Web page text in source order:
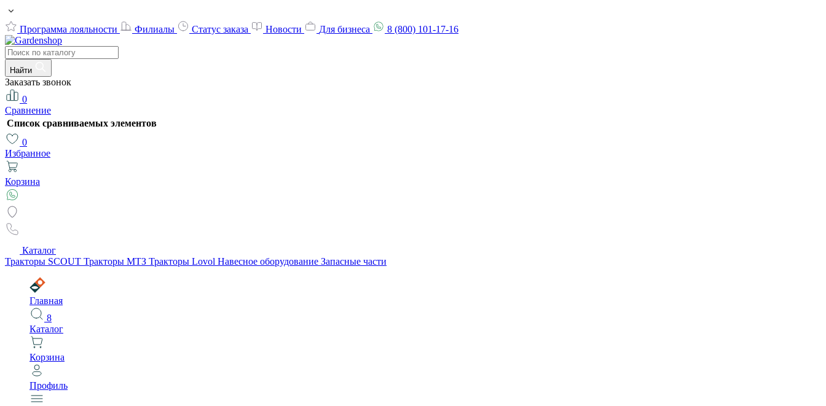
Программа лояльности Филиалы Статус заказа Новости Для бизнеса 8 (800) 101-17-16
Найти
Заказать звонок
0
Сравнение
Список сравниваемых элементов
0
Избранное
Корзина
Каталог
Тракторы SCOUT Тракторы МТЗ Тракторы Lovol Навесное оборудование Запасные части
Главная
8
Каталог
Корзина
Профиль